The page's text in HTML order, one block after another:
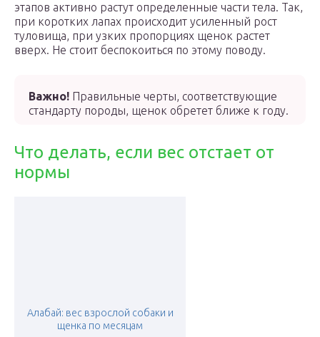
этапов активно растут определенные части тела. Так,
при коротких лапах происходит усиленный рост
туловища, при узких пропорциях щенок растет
вверх. Не стоит беспокоиться по этому поводу.
Важно! Правильные черты, соответствующие
стандарту породы, щенок обретет ближе к году.
Что делать, если вес отстает от
нормы
Алабай: вес взрослой собаки и
щенка по месяцам